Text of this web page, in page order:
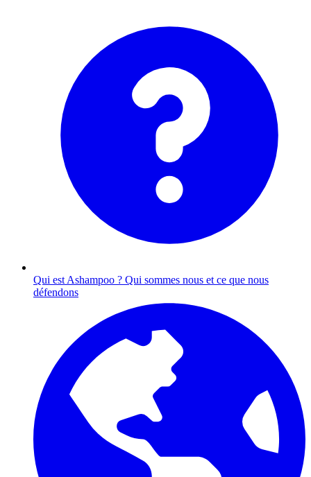
Qui est Ashampoo ? Qui sommes nous et ce que nous
défendons